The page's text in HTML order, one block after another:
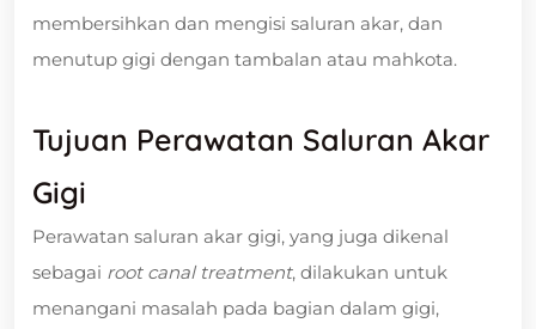
membersihkan dan mengisi saluran akar, dan
menutup gigi dengan tambalan atau mahkota.
Tujuan Perawatan Saluran Akar
Gigi
Perawatan saluran akar gigi, yang juga dikenal
sebagai root canal treatment, dilakukan untuk
menangani masalah pada bagian dalam gigi,